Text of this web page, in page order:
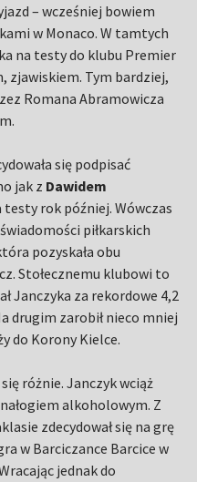
– wcześniej bowiem
w Monaco. W tamtych
na testy do klubu Premier
zjawiskiem. Tym bardziej,
Romana Abramowicza
się podpisać
jak z Dawidem
rok później. Wówczas
piłkarskich
pozyskała obu
Stołecznemu klubowi to
Janczyka za rekordowe 4,2
drugim zarobił nieco mniej
do Korony Kielce.
różnie. Janczyk wciąż
alkoholowym. Z
zdecydował się na grę
w Barciczance Barcice w
jednak do